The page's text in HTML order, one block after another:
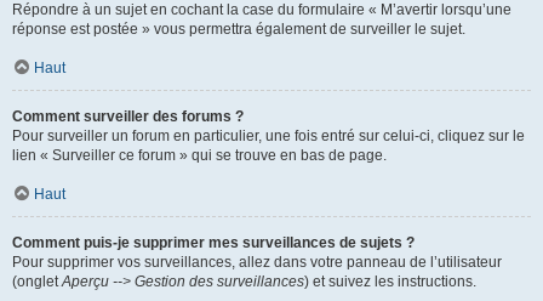
Répondre à un sujet en cochant la case du formulaire « M’avertir lorsqu’une
réponse est postée » vous permettra également de surveiller le sujet.
Haut
Comment surveiller des forums ?
Pour surveiller un forum en particulier, une fois entré sur celui-ci, cliquez sur le
lien « Surveiller ce forum » qui se trouve en bas de page.
Haut
Comment puis-je supprimer mes surveillances de sujets ?
Pour supprimer vos surveillances, allez dans votre panneau de l’utilisateur
(ongletAperçu --> Gestion des surveillances) et suivez les instructions.